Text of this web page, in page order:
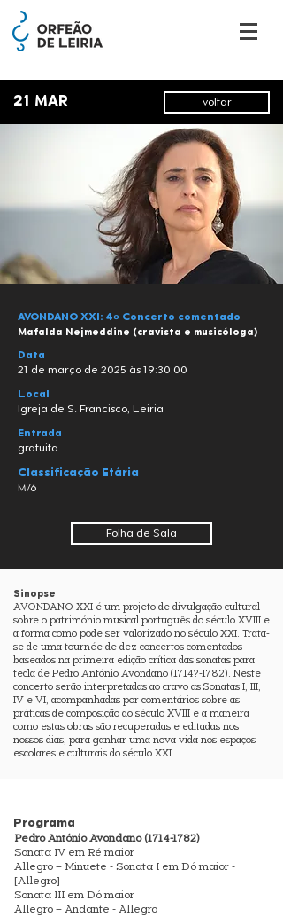
21 MAR voltar
AVONDANO XXI: 4º Concerto comentado
Mafalda Nejmeddine (cravista e musicóloga)
Data
21 de março de 2025 às 19:30:00
Local
Igreja de S. Francisco, Leiria
Entrada
gratuita
Classificação Etária
M/6
Folha de Sala
Sinopse
AVONDANO XXI é um projeto de divulgação cultural
sobre o património musical português do século XVIII e
a forma como pode ser valorizado no século XXI. Trata-
se de uma tournée de dez concertos comentados
baseados na primeira edição crítica das sonatas para
tecla de Pedro António Avondano (1714?-1782). Neste
concerto serão interpretadas ao cravo as Sonatas I, III,
IV e VI, acompanhadas por comentários sobre as
práticas de composição do século XVIII e a maneira
como estas obras são recuperadas e editadas nos
nossos dias, para ganhar uma nova vida nos espaços
escolares e culturais do século XXI.
Programa
Pedro António Avondano (1714-1782)
Sonata IV em Ré maior
Allegro – Minuete - Sonata I em Dó maior -
[Allegro]
Sonata III em Dó maior
Allegro – Andante - Allegro